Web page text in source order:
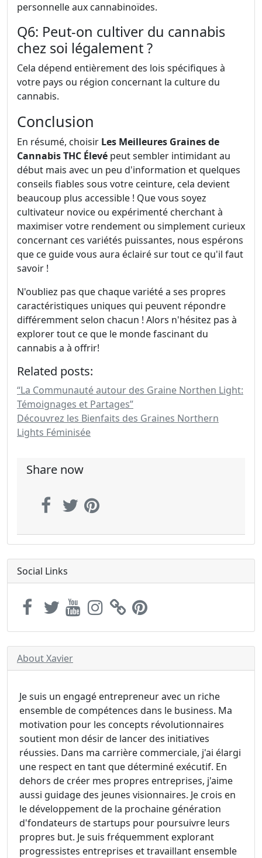
personnelle aux cannabinoïdes.
Q6: Peut-on cultiver du cannabis
chez soi légalement ?
Cela dépend entièrement des lois spécifiques à
votre pays ou région concernant la culture du
cannabis.
Conclusion
En résumé, choisir Les Meilleures Graines de
Cannabis THC Élevé peut sembler intimidant au
début mais avec un peu d'information et quelques
conseils fiables sous votre ceinture, cela devient
beaucoup plus accessible ! Que vous soyez
cultivateur novice ou expérimenté cherchant à
maximiser votre rendement ou simplement curieux
concernant ces variétés puissantes, nous espérons
que ce guide vous aura éclairé sur tout ce qu'il faut
savoir !
N'oubliez pas que chaque variété a ses propres
caractéristiques uniques qui peuvent répondre
différemment selon chacun ! Alors n'hésitez pas à
explorer tout ce que le monde fascinant du
cannabis a à offrir!
Related posts:
“La Communauté autour des Graine Northen Light:
Témoignages et Partages”
Découvrez les Bienfaits des Graines Northern
Lights Féminisée
Share now
Social Links
About Xavier
Je suis un engagé entrepreneur avec un riche
ensemble de compétences dans le business. Ma
motivation pour les concepts révolutionnaires
soutient mon désir de lancer des initiatives
réussies. Dans ma carrière commerciale, j'ai élargi
une respect en tant que déterminé exécutif. En
dehors de créer mes propres entreprises, j'aime
aussi guidage des jeunes visionnaires. Je crois en
le développement de la prochaine génération
d'fondateurs de startups pour poursuivre leurs
propres but. Je suis fréquemment explorant
progressistes entreprises et travaillant ensemble